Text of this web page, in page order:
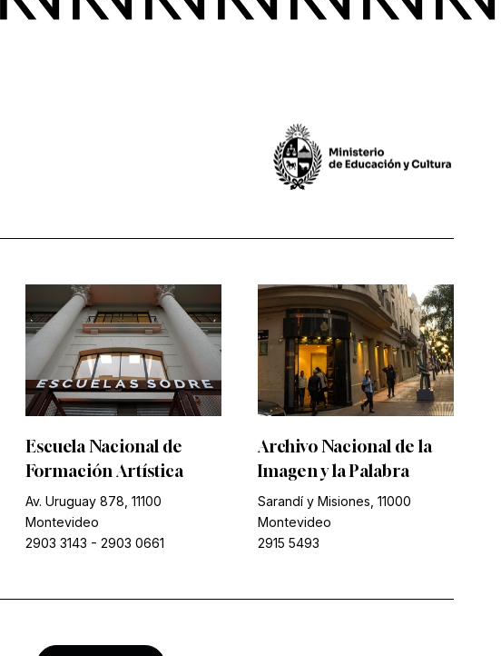
Escuela Nacional de
Formación Artística
Av. Uruguay 878, 11100
Montevideo
2903 3143 - 2903 0661
Archivo Nacional de la
Imagen y la Palabra
Sarandí y Misiones, 11000
Montevideo
2915 5493